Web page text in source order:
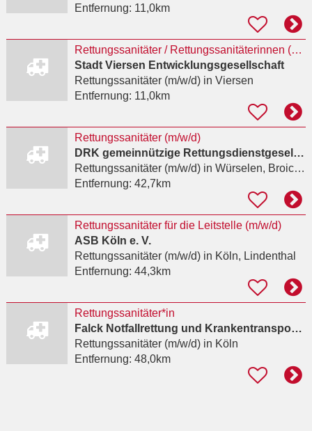
Entfernung: 11,0km
Rettungssanitäter / Rettungssanitäterinnen (m/w/d)
Stadt Viersen Entwicklungsgesellschaft
Rettungssanitäter (m/w/d)in Viersen
Entfernung: 11,0km
Rettungssanitäter (m/w/d)
DRK gemeinnützige Rettungsdienstgesellschaft mbH
Rettungssanitäter (m/w/d)in Würselen, Broichweiden
Entfernung: 42,7km
Rettungssanitäter für die Leitstelle (m/w/d)
ASB Köln e. V.
Rettungssanitäter (m/w/d)in Köln, Lindenthal
Entfernung: 44,3km
Rettungssanitäter*in
Falck Notfallrettung und Krankentransport GmbH
Rettungssanitäter (m/w/d)in Köln
Entfernung: 48,0km